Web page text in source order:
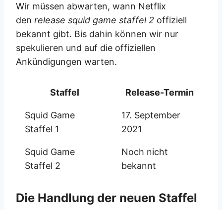
Wir müssen abwarten, wann Netflix
den release squid game staffel 2 offiziell
bekannt gibt. Bis dahin können wir nur
spekulieren und auf die offiziellen
Ankündigungen warten.
Staffel Release-Termin
Squid Game
Staffel 1
17. September
2021
Squid Game
Staffel 2
Noch nicht
bekannt
Die Handlung der neuen Staffel